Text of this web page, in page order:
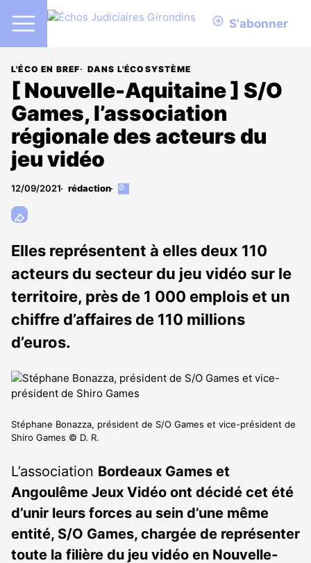
S'abonner
L'ÉCO EN BREF DANS L'ÉCOSYSTÈME
[ Nouvelle-Aquitaine ] S/O
Games, l’association
régionale des acteurs du
jeu vidéo
12/09/2021 rédaction
Cet
abonnés
Elles représentent à elles deux 110
acteurs du secteur du jeu vidéo sur le
territoire, près de 1 000 emplois et un
chiffre d’affaires de 110 millions
d’euros.
Stéphane Bonazza, président de S/O Games et vice-président de
Shiro Games © D. R.
L’association Bordeaux Games et
Angoulême Jeux Vidéo ont décidé cet été
d’unir leurs forces au sein d’une même
entité, S/O Games, chargée de représenter
toute la filière du jeu vidéo en Nouvelle-